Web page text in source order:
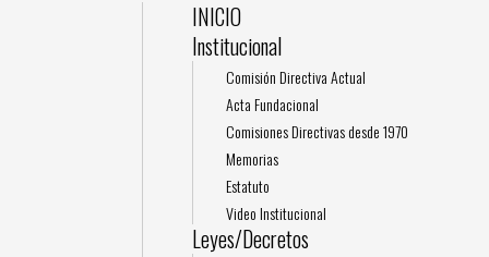
INICIO
Institucional
Comisión Directiva Actual
Acta Fundacional
Comisiones Directivas desde 1970
Memorias
Estatuto
Video Institucional
Leyes/Decretos